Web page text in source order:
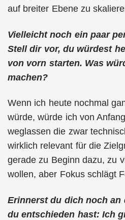
auf breiter Ebene zu
Vielleicht noch ein paar
Stell dir vor, du würdest
von vorn starten. Was
machen?
Wenn ich heute nochmal
würde, würde ich von
weglassen die zwar
wirklich relevant für die
gerade zu Beginn dazu, zu
wollen, aber Fokus schlägt
Erinnerst du dich noch an
du entschieden hast: Ich